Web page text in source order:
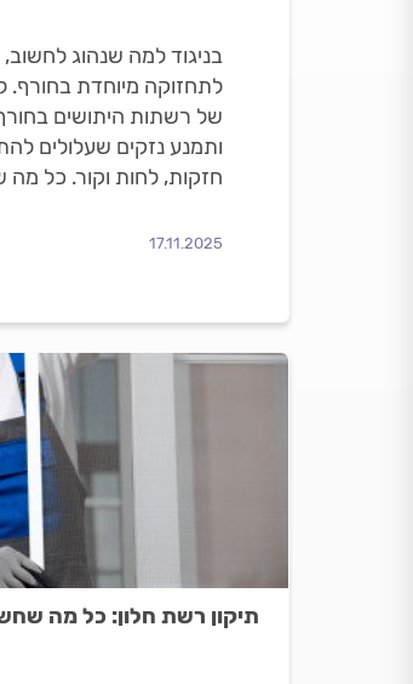
בניגוד למה שנהוג
לתחזוקה מיוחדת בחורף.
של רשתות היתושים
ותמנע נזקים שעלולים
חזקות, לחות וקור. כל
17.11.2025
תיקון רשת חלון: כל מה